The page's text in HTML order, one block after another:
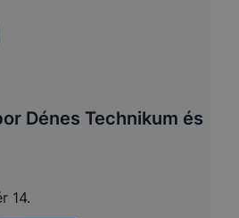
Dénes Technikum és
14.